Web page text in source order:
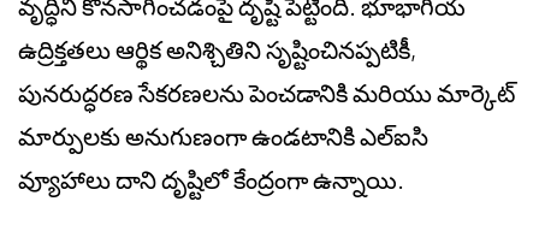
వృద్ధిని కొనసాగించడంపై దృష్టి పెట్టింది. భూభాగీయ
ఉద్రిక్తతలు ఆర్థిక అనిశ్చితిని సృష్టించినప్పటికీ,
పునరుద్ధరణ సేకరణలను పెంచడానికి మరియు మార్కెట్
మార్పులకు అనుగుణంగా ఉండటానికి ఎల్‌ఐసి
వ్యూహాలు దాని దృష్టిలో కేంద్రంగా ఉన్నాయి.